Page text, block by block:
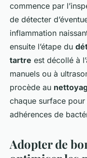
commence par
de détecter
inflammation
ensuite l’étape du
tartre est décollé à
manuels ou à
procède au
chaque surface
adhérences de
Adopter de